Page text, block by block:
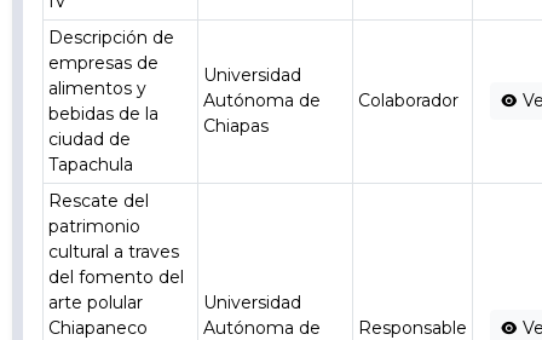
Descripción de
empresas de
alimentos y
bebidas de la
ciudad de
Tapachula
Universidad
Autónoma de
Chiapas
Colaborador
Rescate del
patrimonio
cultural a traves
del fomento del
arte polular
Chiapaneco
Universidad
Autónoma de
Responsable